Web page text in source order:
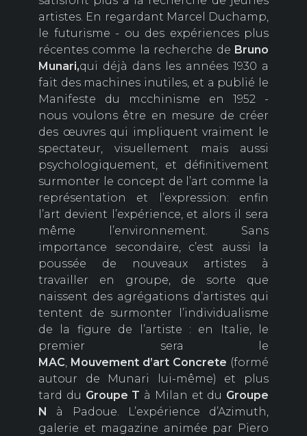
artistes. En regardant Marcel Duchamp,
le futurisme - ou des expériences plus
récentes comme la recherche de Bruno
Munari,qui déjà dans les années 1930 a
fait des machines inutiles, et a publié le
Manifeste du mcchinisme en 1952 -
nous voulons être en mesure de créer
des œuvres qui impliquent vraiment le
spectateur, visuellement mais aussi
psychologiquement, et définitivement
surmonter le concept de l’art comme la
représentation et l’expression: enfin
l’art devient l’expérience, et alors il sera
même l’environnement. Sans
importance secondaire, c’est aussi la
poussée de nouveaux artistes à
travailler en groupe, de sorte que
naissent des agrégations d’artistes qui
tentent de surmonter l’individualisme
de la figure de l’artiste : en Italie, le
premier sera le
MAC, Mouvement d’art Concrete (formé
autour de Munari lui-même) et plus
tard du Groupe T à Milan et du Groupe
N
à Padoue. L’expérience d’Azimuth,
galerie et magazine animée par Piero